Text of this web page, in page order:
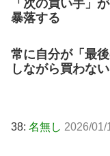
「次の買い手」
暴落する
常に自分が「最
しながら買わな
38: 名無し 2026/01/